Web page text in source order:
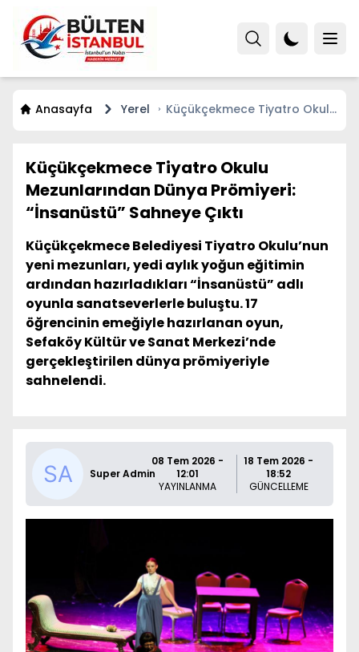
Anasayfa Yerel
Küçükçekmece Tiyatro Okulu
Sahneye Çıktı
Küçükçekmece Tiyatro Okulu
Mezunlarından Dünya Prömiyeri:
“İnsanüstü” Sahneye Çıktı
Küçükçekmece Belediyesi Tiyatro Okulu’nun
yeni mezunları, yedi aylık yoğun eğitimin
ardından hazırladıkları “İnsanüstü” adlı
oyunla sanatseverlerle buluştu. 17
öğrencinin emeğiyle hazırlanan oyun,
Sefaköy Kültür ve Sanat Merkezi’nde
gerçekleştirilen dünya prömiyeriyle
sahnelendi.
Super Admin
08 Tem 2026 -
12:01
YAYINLANMA
18 Tem 2026 -
18:52
GÜNCELLEME